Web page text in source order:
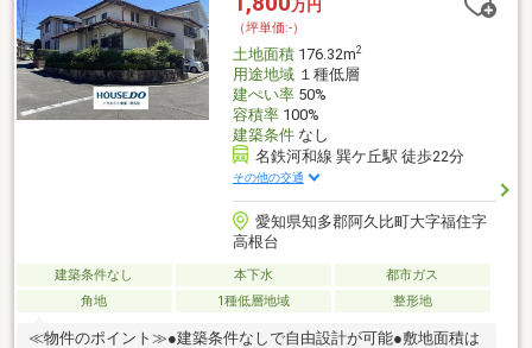
万円
（坪単価:-）
土地面積176.32m2
用途地域１種低層
建ぺい率50%
容積率100%
建築条件なし
名鉄河和線 巽ケ丘駅 徒歩22分
その他の交通
愛知県知多郡阿久比町大字福住字
高根台
建築条件なし 本下水
都市ガス
角地
1種低層地域 整形地
≪物件のポイント≫●建築条件なしで自由設計が可能●敷地面積は